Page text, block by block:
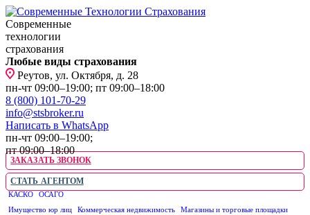
Современные
технологии
страхования
Любые виды страхования
Реутов, ул. Октября, д. 28
пн-чт 09:00–19:00; пт 09:00–18:00
8 (800) 101-70-29
info@stsbroker.ru
Написать в WhatsApp
пн-чт 09:00–19:00;
пт 09:00–18:00
ЗАКАЗАТЬ ЗВОНОК
СТАТЬ АГЕНТОМ
КАСКО ОСАГО
Имущество юр лиц
Коммерческая недвижимость
Магазины и торговые площадки